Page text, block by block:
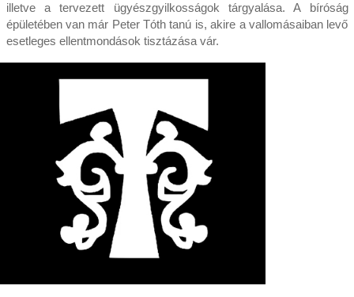
illetve a tervezett ügyészgyilkosságok tárgyalása. A bíróság
épületében van már Peter Tóth tanú is, akire a vallomásaiban levő
esetleges ellentmondások tisztázása vár.